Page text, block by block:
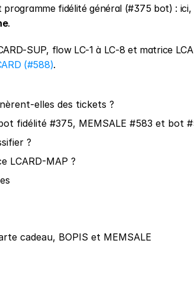
programme fidélité général (#375 bot) : ici,
.
SUP, flow LC-1 à LC-8 et matrice
(#588).
elles des tickets ?
fidélité #375, MEMSALE #583 et bot
?
LCARD-MAP ?
cadeau, BOPIS et MEMSALE